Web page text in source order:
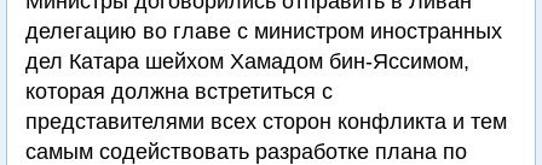
делегацию во главе с министром иностранных
дел Катара шейхом Хамадом бин-Яссимом,
которая должна встретиться с
представителями всех сторон конфликта и тем
самым содействовать разработке плана по